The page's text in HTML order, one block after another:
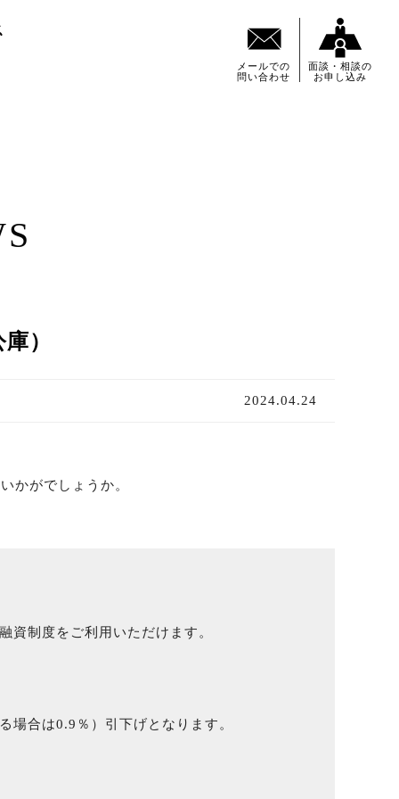
メールでの
問い合わせ
面談・相談の
お申し込み
）
2024.04.24
かがでしょうか。
資制度をご利用いただけます。
場合は0.9％）引下げとなります。